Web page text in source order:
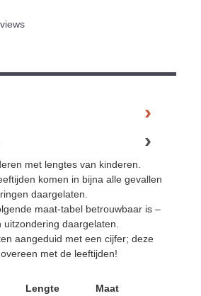
met lengtes van kinderen.
komen in bijna alle gevallen
daargelaten.
maat-tabel betrouwbaar is –
daargelaten.
aangeduid met een cijfer; deze
met de leeftijden!
Lengte
Maat